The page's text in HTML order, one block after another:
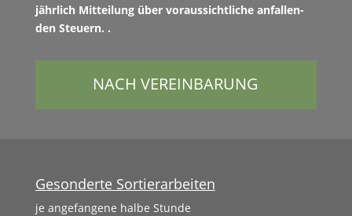
jährlich Mit­teilung über voraus­sichtliche anfal­l­en­
den Steuern. .
NACH VEREINBARUNG
Gesonderte Sortierarbeiten
je ange­fan­gene halbe Stunde